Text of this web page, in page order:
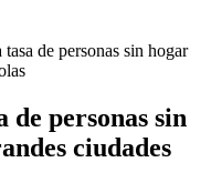
de personas sin hogar
de personas sin
ciudades